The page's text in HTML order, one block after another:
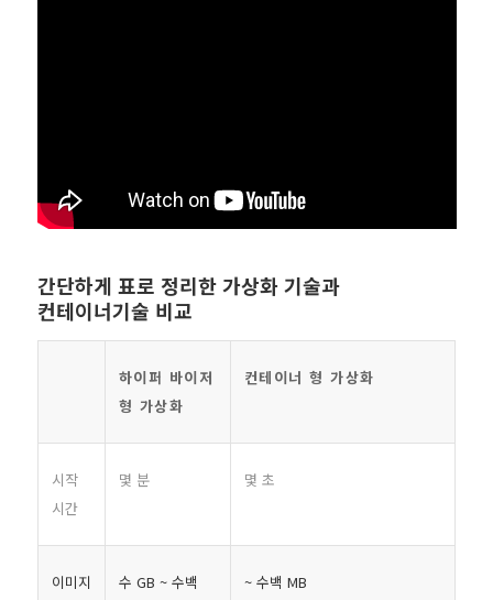
간단하게 표로 정리한 가상화 기술과
컨테이너기술 비교
하이퍼 바이저
형 가상화
컨테이너 형 가상화
시작
시간
몇 분 몇 초
이미지 수 GB ~ 수백 ~ 수백 MB